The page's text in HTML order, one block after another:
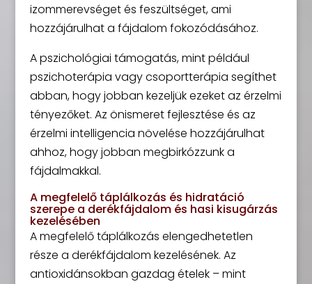
izommerevséget és feszültséget, ami
hozzájárulhat a fájdalom fokozódásához.
A pszichológiai támogatás, mint például
pszichoterápia vagy csoportterápia segíthet
abban, hogy jobban kezeljük ezeket az érzelmi
tényezőket. Az önismeret fejlesztése és az
érzelmi intelligencia növelése hozzájárulhat
ahhoz, hogy jobban megbirkózzunk a
fájdalmakkal.
A megfelelő táplálkozás és hidratáció
szerepe a derékfájdalom és hasi kisugárzás
kezelésében
A megfelelő táplálkozás elengedhetetlen
része a derékfájdalom kezelésének. Az
antioxidánsokban gazdag ételek – mint